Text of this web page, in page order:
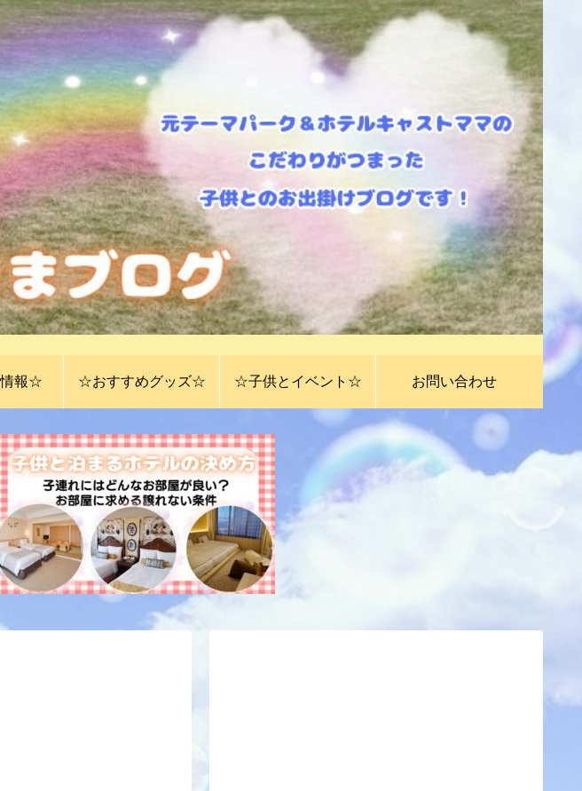
報☆ ☆おすすめグッズ☆ ☆子供とイベント☆ お問い合わせ